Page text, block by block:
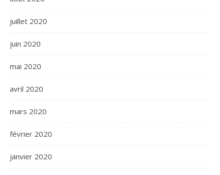
juillet 2020
juin 2020
mai 2020
avril 2020
mars 2020
février 2020
janvier 2020